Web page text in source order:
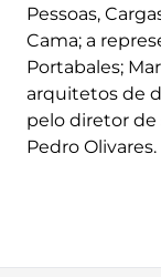
Pessoas,
Cama; a
Portabales;
arquitetos de
pelo diretor de
Pedro Olivares.